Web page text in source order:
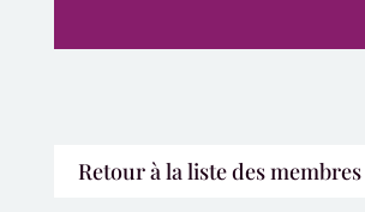
Retour à la liste des membres